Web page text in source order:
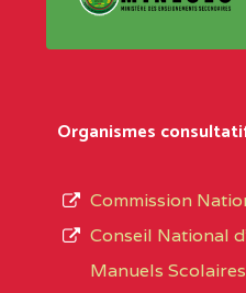
Organismes
Commission
Conseil National
Manuels